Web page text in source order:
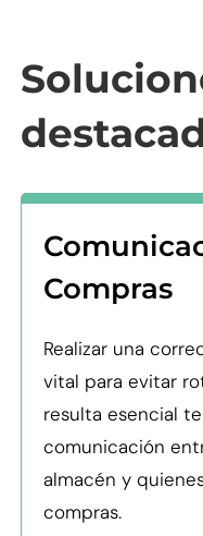
Compras ​
Realizar una
vital para evitar
resulta esencial
comunicación
almacén y
compras.